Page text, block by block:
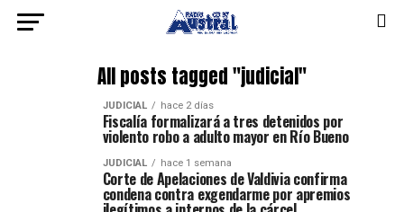
All posts tagged "judicial"
JUDICIAL hace 2 días
Fiscalía formalizará a tres detenidos por
violento robo a adulto mayor en Río Bueno
JUDICIAL hace 1 semana
Corte de Apelaciones de Valdivia confirma
condena contra exgendarme por apremios